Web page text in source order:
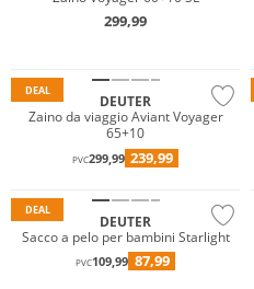
299,99
DEAL
DEUTER
Zaino da viaggio Aviant Voyager
65+10
PVC299,99 239,99
DEAL
DEUTER
Sacco a pelo per bambini Starlight
PVC109,99 87,99